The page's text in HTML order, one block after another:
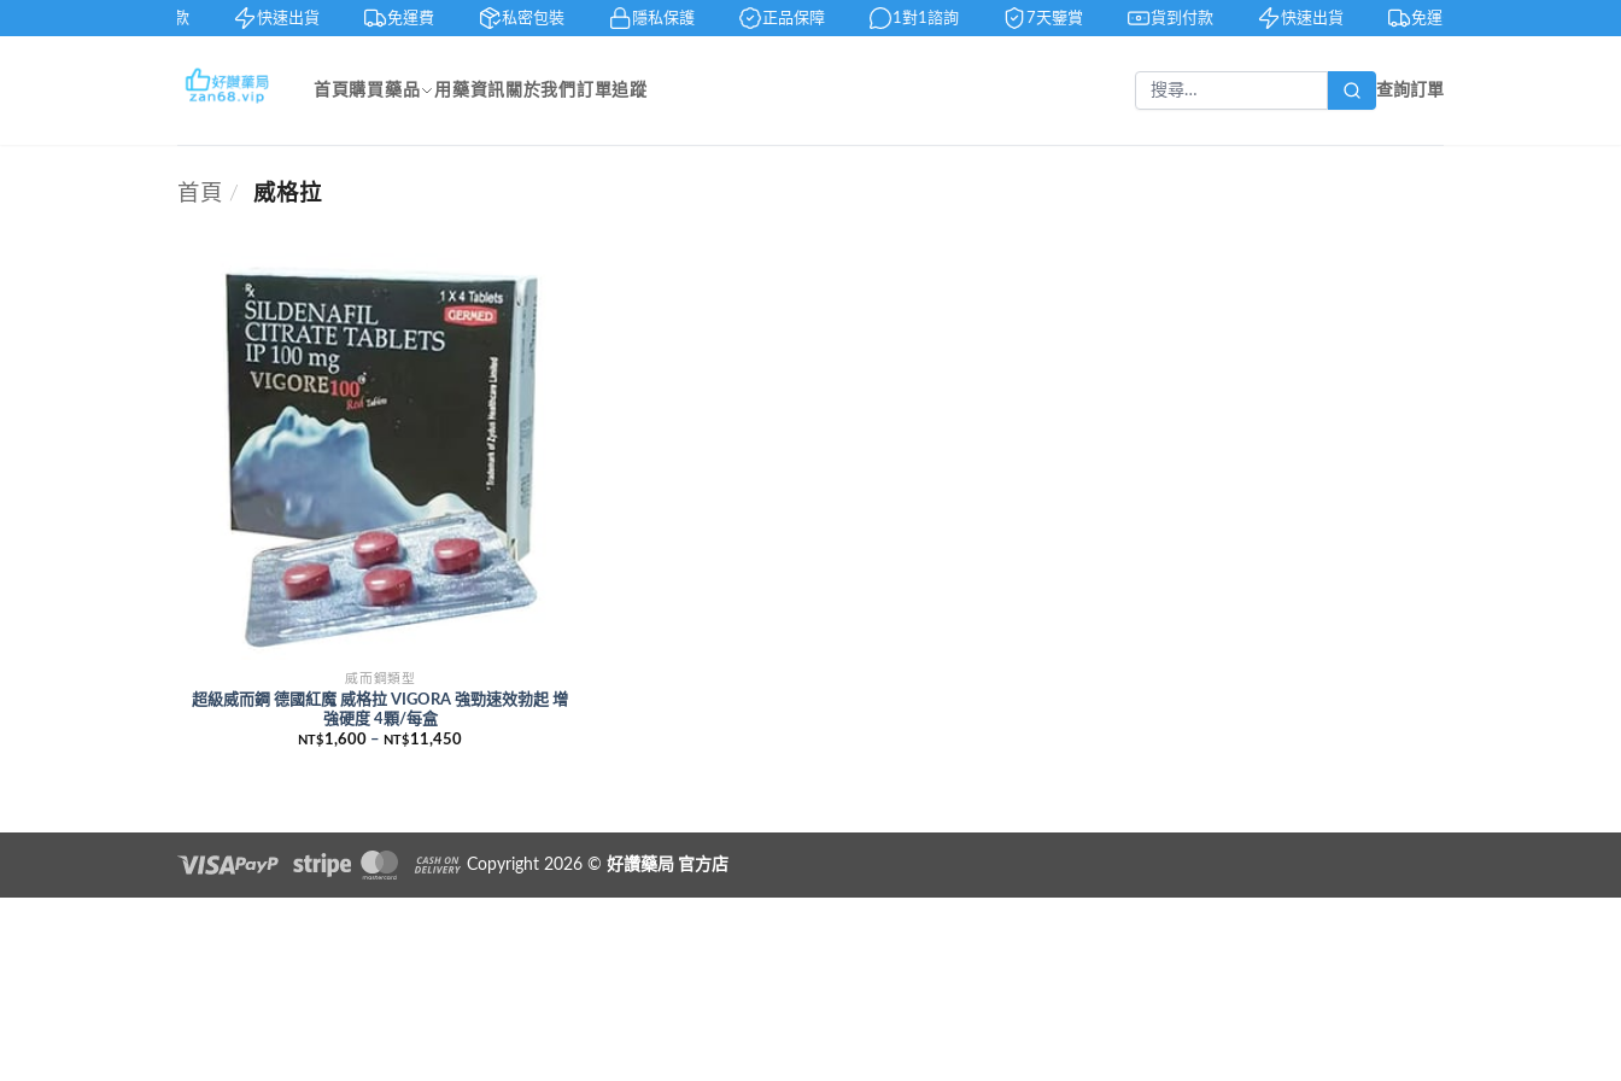
貨到付款 快速出貨 免運費 私密包裝 隱私保護 正品保障 1對1諮詢 7天鑒賞 貨到付款 快速出貨 免運費
首頁購買藥品 用藥資訊 關於我們 訂單追蹤 查詢訂單
首頁 / 威格拉
威而鋼類型
超級威而鋼 德國紅魔 威格拉 VIGORA 強勁速效勃起 增
強硬度 4顆/每盒
NT$1,600 – NT$11,450
Copyright 2026 © 好讚藥局 官方店